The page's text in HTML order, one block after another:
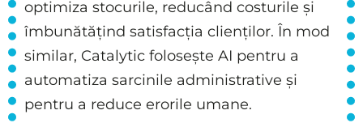
optimiza stocurile, reducând costurile și
îmbunătățind satisfacția clienților. În mod
similar, Catalytic folosește AI pentru a
automatiza sarcinile administrative și
pentru a reduce erorile umane.